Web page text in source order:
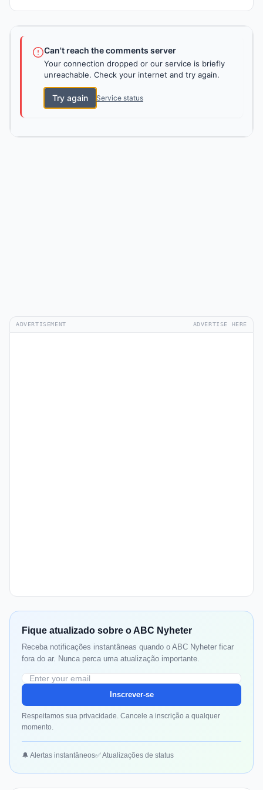
Can't reach the comments server
Your connection dropped or our service is briefly
unreachable. Check your internet and try again.
Try again Service status
ADVERTISEMENT ADVERTISE HERE
Fique atualizado sobre o ABC Nyheter
Receba notificações instantâneas quando o ABC Nyheter ficar
fora do ar. Nunca perca uma atualização importante.
Inscrever-se
Respeitamos sua privacidade. Cancele a inscrição a qualquer
momento.
🔔 Alertas instantâneos✅ Atualizações de status